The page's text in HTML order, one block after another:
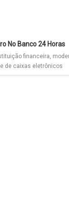
No Banco 24 Horas
financeira,
de caixas eletrônicos